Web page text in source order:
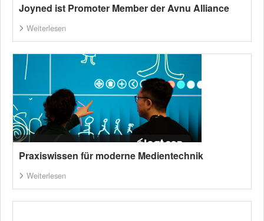
Joyned ist Promoter Member der Avnu Alliance
Weiterlesen
Praxiswissen für moderne Medientechnik
Weiterlesen